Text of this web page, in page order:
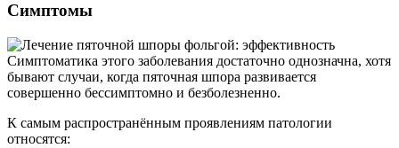
Симптомы
Симптоматика этого заболевания достаточно однозначна, хотя
бывают случаи, когда пяточная шпора развивается
совершенно бессимптомно и безболезненно.
К самым распространённым проявлениям патологии
относятся: